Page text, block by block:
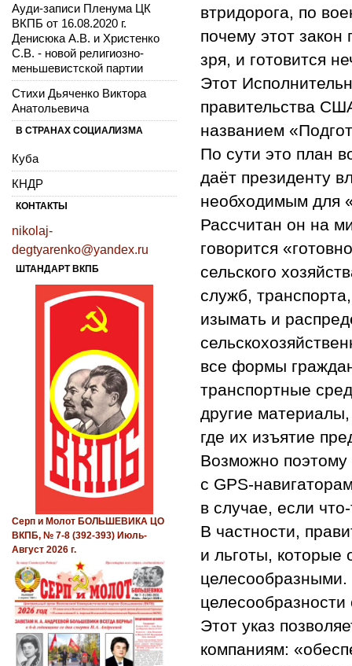
втридорога, по
почему этот
зря, и готовится
Этот
правительства
названием
По сути это план
даёт президенту
необходимым для
Рассчитан он на
говорится
сельского
служб,
изымать и
все формы
транспортные
другие
где их изъятие
Возможно
с GPS-
в случае, если
В частности,
и льготы, которые
Этот указ
компаниям:
Ауди-записи Пленума ЦК
ВКПБ от 16.08.2020 г.
Денисюка А.В. и Христенко
С.В. - новой религиозно-
меньшевистской партии
Стихи Дьяченко Виктора
Анатольевича
В СТРАНАХ СОЦИАЛИЗМА
Куба
КНДР
КОНТАКТЫ
nikolaj-
degtyarenko@yandex.ru
ШТАНДАРТ ВКПБ
Серп и Молот БОЛЬШЕВИКА ЦО
ВКПБ, № 7-8 (392-393) Июль-
Август 2026 г.